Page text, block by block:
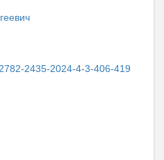
2435-2024-4-3-406-419